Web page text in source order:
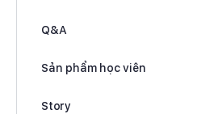
Q&A
Sản phẩm học viên
Story